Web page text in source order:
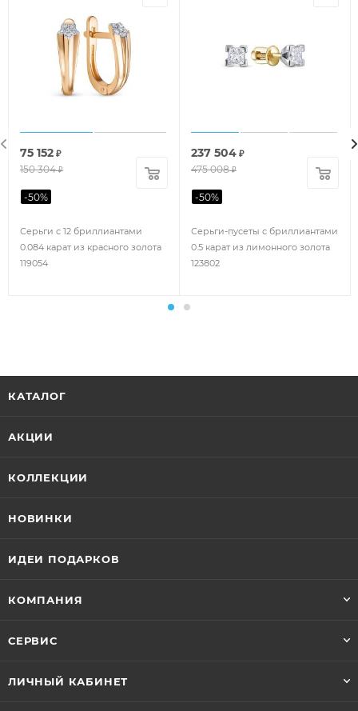
Серьги с 12 бриллиантами
0.084 карат из красного золота
119054
75 152 ₽
150 304₽
-50%
Серьги-пусеты с бриллиантами
0.5 карат из лимонного золота
123802
237 504 ₽
475 008₽
-50%
КАТАЛОГ
АКЦИИ
КОЛЛЕКЦИИ
НОВИНКИ
ИДЕИ ПОДАРКОВ
КОМПАНИЯ
СЕРВИС
ЛИЧНЫЙ КАБИНЕТ